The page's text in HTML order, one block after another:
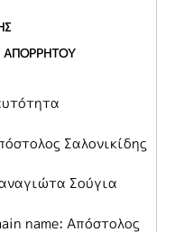
ΑΠΟΡΡΗΤΟΥ
Σαλονικίδης
Σούγια
name: Απόστολος